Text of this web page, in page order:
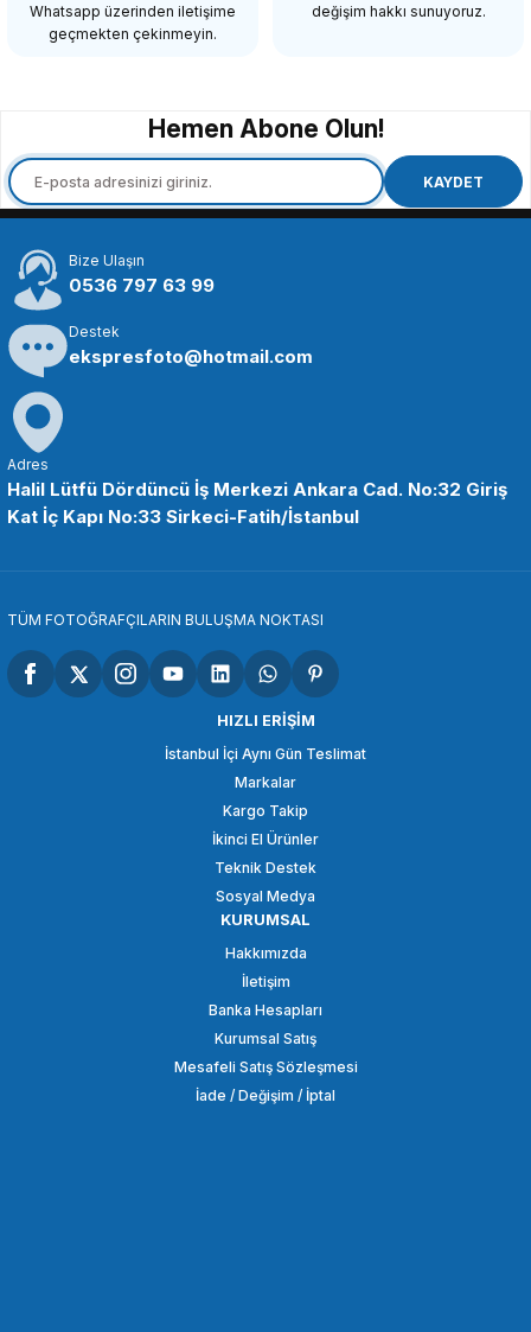
636,90 TL
SmallRig 1241 Kafesler için Mikrofon ve ışık Yuvası
405,90 TL
SMALLRİG
SmallRig 1135 Çift Uçlu Top Kafalı Magic Arm
SMALLRİG
SmallRig 1498B Eklemli Shirli Kol (11 '')
SmallRig 2070B Çift Bilyalı Eklem Kolu (1/4 '' Vida)
Whatsapp üzerinden iletişime
geçmekten çekinmeyin.
değişim hakkı sunuyoruz.
Hemen Abone Olun!
KAYDET
Bize Ulaşın
0536 797 63 99
Destek
ekspresfoto@hotmail.com
Adres
Halil Lütfü Dördüncü İş Merkezi Ankara Cad. No:32 Giriş
Kat İç Kapı No:33 Sirkeci-Fatih/İstanbul
TÜM FOTOĞRAFÇILARIN BULUŞMA NOKTASI
HIZLI ERİŞİM
İstanbul İçi Aynı Gün Teslimat
Markalar
Kargo Takip
İkinci El Ürünler
Teknik Destek
Sosyal Medya
KURUMSAL
Hakkımızda
İletişim
Banka Hesapları
Kurumsal Satış
Mesafeli Satış Sözleşmesi
İade / Değişim / İptal